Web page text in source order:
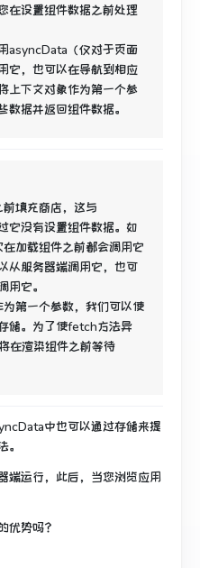
在设置组件数据之前处理
asyncData （仅对于页面
它，也可以在导航到相应
上下文对象作为第一个参
据并返回组件数据。
填充商店，这与
没有设置组件数据。 如
加载组件之前都会调用它
从服务器端调用它，也可
它。
第一个参数，我们可以使
。 为了使fetch方法异
在渲染组件之前等待
中也可以通过存储来提
端运行，此后，当您浏览应用
优势吗？